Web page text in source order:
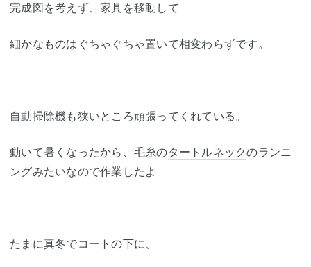
完成図を考えず、家具を移動して
細かなものはぐちゃぐちゃ置いて相変わらずです。
自動掃除機も狭いところ頑張ってくれている。
動いて暑くなったから、毛糸のタートルネックのランニ
ングみたいなので作業したよ
たまに真冬でコートの下に、